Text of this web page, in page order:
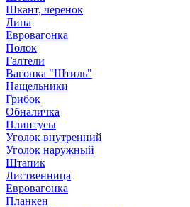
Шкант, черенок
Липа
Евровагонка
Полок
Галтели
Вагонка "Штиль"
Нащельники
Грибок
Обналичка
Плинтусы
Уголок внутренний
Уголок наружный
Штапик
Лиственница
Евровагонка
Планкен